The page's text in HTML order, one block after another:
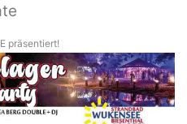
präsentiert!